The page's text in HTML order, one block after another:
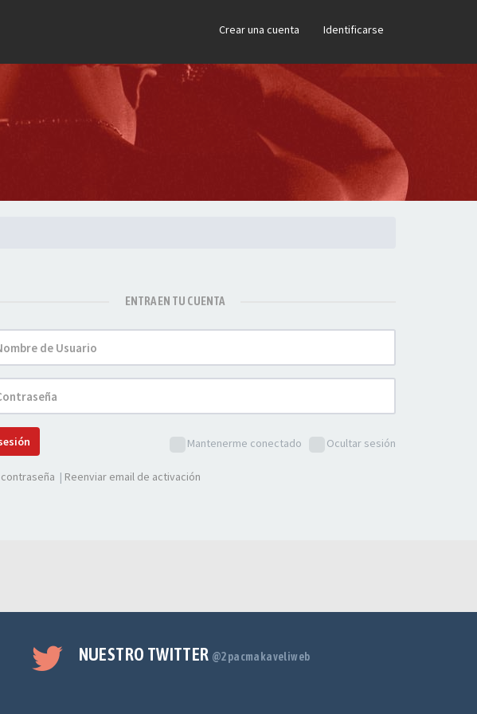
Crear una cuenta Identificarse
ENTRA EN TU CUENTA
Mantenerme conectado Ocultar sesión
| Reenviar email de activación
NUESTRO TWITTER @2pacmakaveliweb